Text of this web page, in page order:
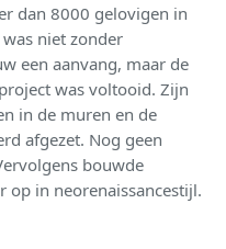
dan 8000 gelovigen in
niet zonder
een aanvang, maar de
was voltooid. Zijn
in de muren en de
afgezet. Nog geen
bouwde
op in neorenaissancestijl.